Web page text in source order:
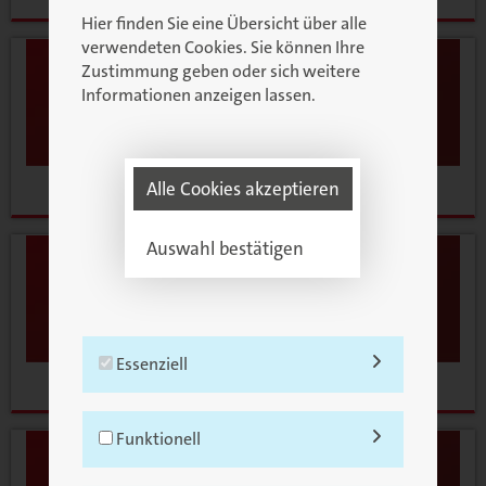
Notizquader
Notizskulpturen
Hier finden Sie eine Übersicht über alle
verwendeten Cookies. Sie können Ihre
Zustimmung geben oder sich weitere
Informationen anzeigen lassen.
Alle Cookies akzeptieren
Auswahl bestätigen
Essenziell
Essenzielle Cookies ermöglichen
Funktionell